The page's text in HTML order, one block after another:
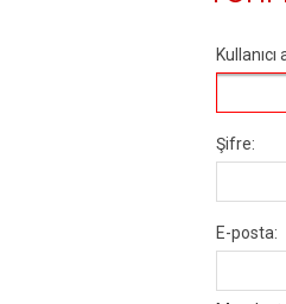
Kullanıcı
Şifre:
E-posta: